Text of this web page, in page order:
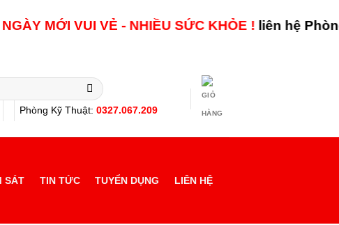
VUI VẺ - NHIỀU SỨC KHỎE ! liên hệ Phòng
Phòng Kỹ Thuật: 0327.067.209
SÁT TIN TỨC TUYỂN DỤNG LIÊN HỆ